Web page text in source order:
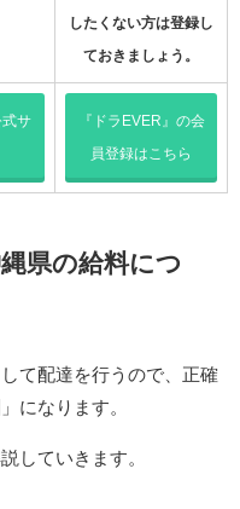
したくない方は登録し
ておきましょう。
式サ 『ドラEVER』の会
員登録はこちら
県の給料につ
て配達を行うので、正確
になります。
していきます。